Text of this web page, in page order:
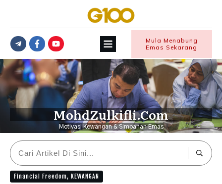
Mula Menabung
Emas Sekarang
MohdZulkifli.Com
Motivasi Kewangan & Simpanan Emas
Financial Freedom, KEWANGAN